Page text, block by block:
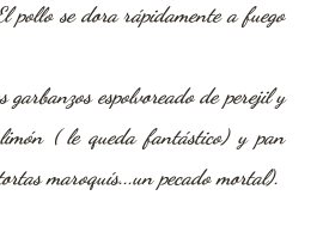
pollo se dora rápidamente a fuego
espolvoreado de perejil y
( le queda fantástico) y pan
maroquís...un pecado mortal).